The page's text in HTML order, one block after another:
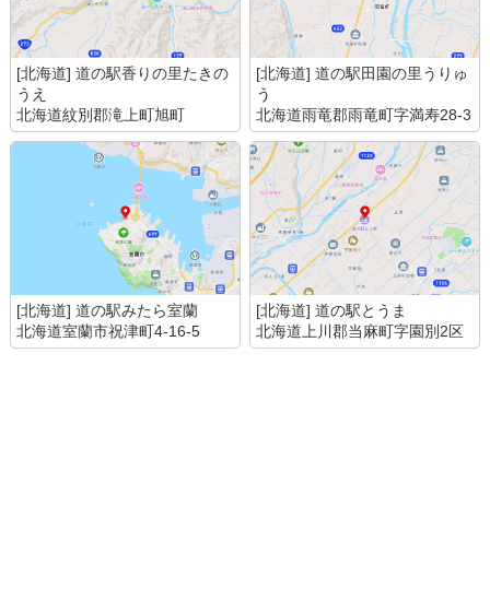
[北海道] 道の駅香りの里たきの
うえ
北海道紋別郡滝上町旭町
[北海道] 道の駅田園の里うりゅ
う
北海道雨竜郡雨竜町字満寿28-3
[北海道] 道の駅みたら室蘭
北海道室蘭市祝津町4-16-5
[北海道] 道の駅とうま
北海道上川郡当麻町字園別2区